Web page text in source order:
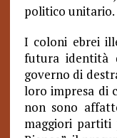
politico unitario.
I coloni ebrei
futura identità
governo di
loro impresa di
non sono
maggiori partiti